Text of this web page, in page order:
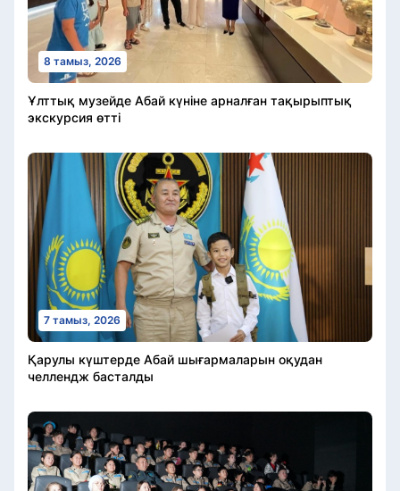
8 тамыз, 2026
Ұлттық музейде Абай күніне арналған тақырыптық
экскурсия өтті
7 тамыз, 2026
Қарулы күштерде Абай шығармаларын оқудан
челлендж басталды